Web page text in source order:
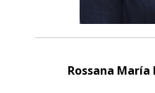
Rossana